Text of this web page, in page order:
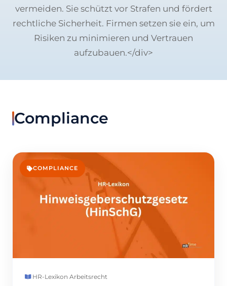
vermeiden. Sie schützt vor Strafen und fördert
rechtliche Sicherheit. Firmen setzen sie ein, um
Risiken zu minimieren und Vertrauen
aufzubauen.</div>
Compliance
COMPLIANCE
HR-Lexikon·Arbeitsrecht